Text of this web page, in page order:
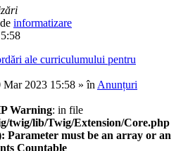
de informatizare
ale curriculumului pentru
Mar 2023 15:58 » în Anunțuri
Warning: in file
twig/lib/Twig/Extension/Core.php
Parameter must be an array or an
Countable